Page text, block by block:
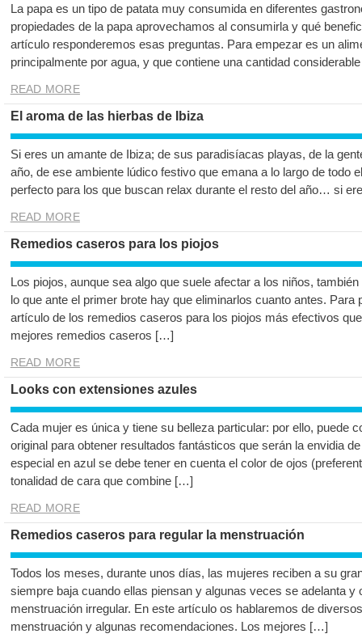
La papa es un tipo de patata muy consumida en diferentes
propiedades de la papa aprovechamos al consumirla y qué
artículo responderemos esas preguntas. Para empezar es un
principalmente por agua, y que contiene una cantidad
READ MORE
El aroma de las hierbas de Ibiza
Si eres un amante de Ibiza; de sus paradisíacas playas, de la
año, de ese ambiente lúdico festivo que emana a lo largo de todo
perfecto para los que buscan relax durante el resto del año… si
READ MORE
Remedios caseros para los piojos
Los piojos, aunque sea algo que suele afectar a los niños,
lo que ante el primer brote hay que eliminarlos cuanto antes.
artículo de los remedios caseros para los piojos más efectivos
mejores remedios caseros […]
READ MORE
Looks con extensiones azules
Cada mujer es única y tiene su belleza particular: por ello, puede
original para obtener resultados fantásticos que serán la envidia
especial en azul se debe tener en cuenta el color de ojos
tonalidad de cara que combine […]
READ MORE
Remedios caseros para regular la menstruación
Todos los meses, durante unos días, las mujeres reciben a su
siempre baja cuando ellas piensan y algunas veces se adelanta
menstruación irregular. En este artículo os hablaremos de
menstruación y algunas recomendaciones. Los mejores […]